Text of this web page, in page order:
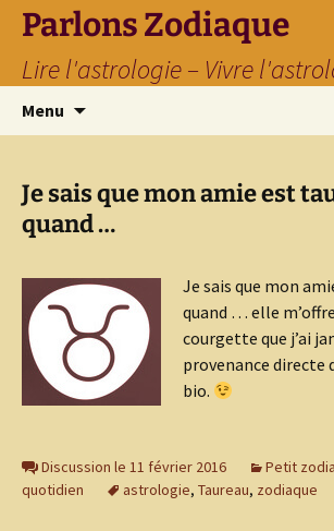
Parlons Zodiaque
Lire l'astrologie – Vivre
Menu
Je sais que mon amie est
quand …
Je sais que mon
quand … elle
courgette que j’ai
provenance directe
bio.
Discussion le 11 février 2016
Petit
quotidien
astrologie, Taureau, zodiaque